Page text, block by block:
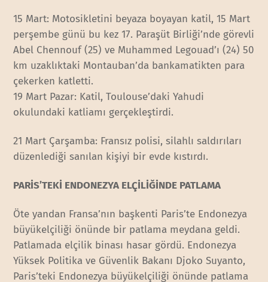
15 Mart: Motosikletini beyaza boyayan katil, 15 Mart
perşembe günü bu kez 17. Paraşüt Birliği’nde görevli
Abel Chennouf (25) ve Muhammed Legouad’ı (24) 50
km uzaklıktaki Montauban’da bankamatikten para
çekerken katletti.
19 Mart Pazar: Katil, Toulouse’daki Yahudi
okulundaki katliamı gerçekleştirdi.
21 Mart Çarşamba: Fransız polisi, silahlı saldırıları
düzenlediği sanılan kişiyi bir evde kıstırdı.
PARİS’TEKİ ENDONEZYA ELÇİLİĞİNDE PATLAMA
Öte yandan Fransa’nın başkenti Paris’te Endonezya
büyükelçiliği önünde bir patlama meydana geldi.
Patlamada elçilik binası hasar gördü. Endonezya
Yüksek Politika ve Güvenlik Bakanı Djoko Suyanto,
Paris’teki Endonezya büyükelçiliği önünde patlama